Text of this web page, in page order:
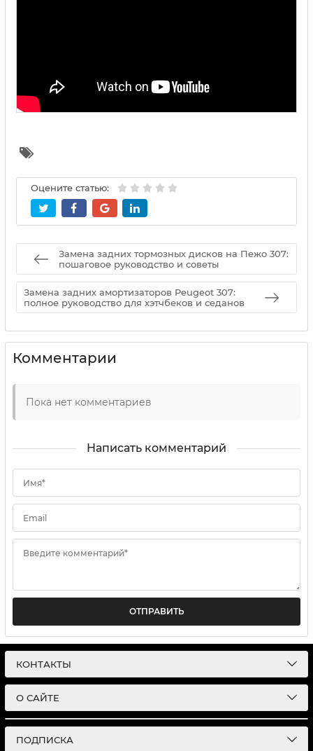
Оцените статью:
Замена задних тормозных дисков на Пежо 307:
пошаговое руководство и советы
Замена задних амортизаторов Peugeot 307:
полное руководство для хэтчбеков и седанов
Комментарии
Пока нет комментариев
Написать комментарий
Имя*
Email
Введите комментарий*
ОТПРАВИТЬ
КОНТАКТЫ
О САЙТЕ
ПОДПИСКА